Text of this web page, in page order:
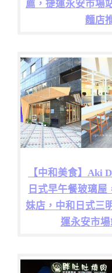
薦，捷運永安市場
麵店
【中和美食】Aki
日式早午餐玻璃
妹店，中和日式三
運永安市